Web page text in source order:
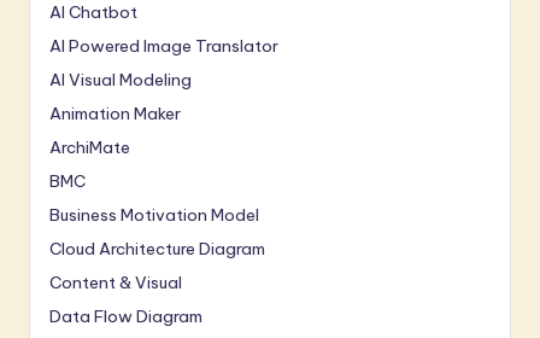
AI Chatbot
AI Powered Image Translator
AI Visual Modeling
Animation Maker
ArchiMate
BMC
Business Motivation Model
Cloud Architecture Diagram
Content & Visual
Data Flow Diagram